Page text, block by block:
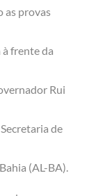
as provas
frente da
Rui
de
(AL-BA).